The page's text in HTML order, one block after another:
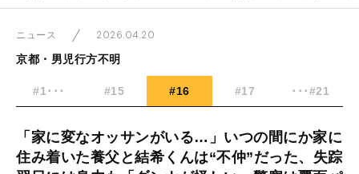
ニュース
2026.04.20
京都・男児行方不明
#1･･･ #15 #16 #17 ･･･#21
「家に変なオッサンがいる…」いつの間にか家に
住み着いた養父と結希くんは“不仲”だった、失踪